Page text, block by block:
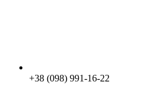
+38 (098) 991-16-22